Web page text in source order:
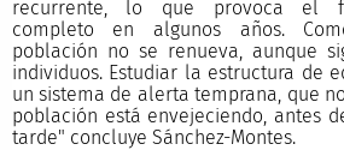
recurrente, lo que provoca el
completo en algunos años.
población no se renueva, aunque
individuos. Estudiar la estructura de
un sistema de alerta temprana, que
población está envejeciendo, antes
tarde" concluye Sánchez-Montes.